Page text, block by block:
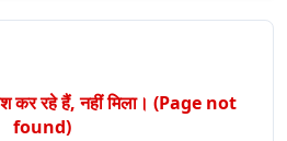
कर रहे हैं, नहीं मिला। (Page not
found)